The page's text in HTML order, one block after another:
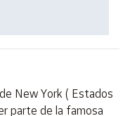
New York ( Estados
parte de la famosa